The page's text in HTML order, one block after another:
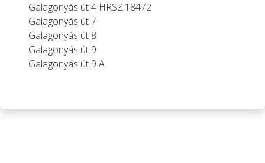
Galagonyás út 4 HRSZ:18472
Galagonyás út 7
Galagonyás út 8
Galagonyás út 9
Galagonyás út 9 A